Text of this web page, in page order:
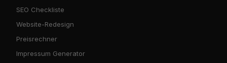
SEO Checkliste
Website-Redesign
Preisrechner
Impressum Generator